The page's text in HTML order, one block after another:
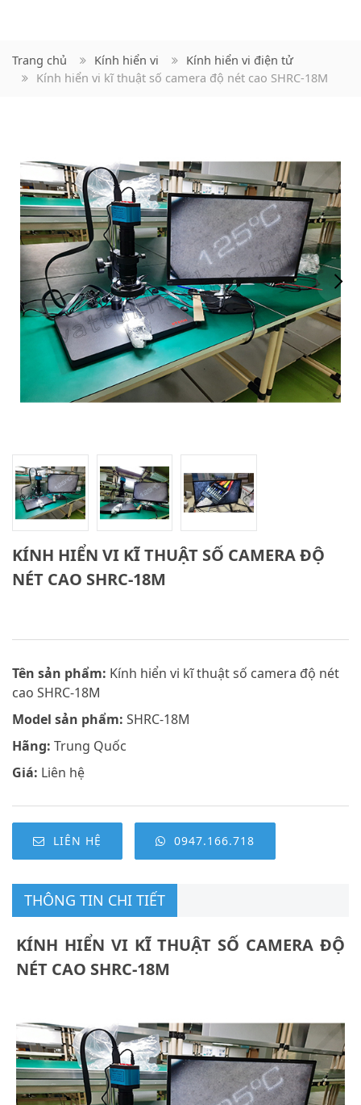
Trang chủ Kính hiển vi
Kính hiển vi điện tử
Kính hiển vi kĩ thuật số camera độ nét cao SHRC-18M
KÍNH HIỂN VI KĨ THUẬT SỐ CAMERA ĐỘ
NÉT CAO SHRC-18M
Tên sản phẩm: Kính hiển vi kĩ thuật số camera độ nét
cao SHRC-18M
Model sản phẩm: SHRC-18M
Hãng: Trung Quốc
Giá: Liên hệ
LIÊN HỆ 0947.166.718
THÔNG TIN CHI TIẾT
KÍNH HIỂN VI KĨ THUẬT SỐ CAMERA ĐỘ
NÉT CAO SHRC-18M